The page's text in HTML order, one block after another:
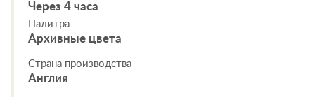
Через 4 часа
Палитра
Архивные цвета
Страна производства
Англия